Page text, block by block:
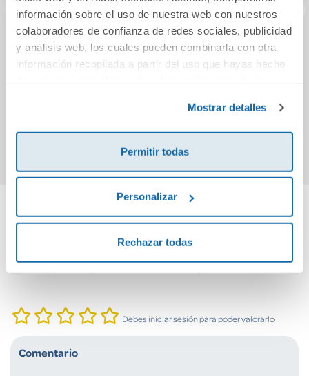
información sobre el uso de nuestra web con nuestros
colaboradores de confianza de redes sociales, publicidad
y análisis web, los cuales pueden combinarla con otra
información recopilada a partir del uso que hayas hecho
Mostrar detalles
Permitir todas
Personalizar
Rechazar todas
Una maldición de
sombras y espinas
Comprar
ANTIGUA ROMA.
COFRE DEL
24,95€
Comprar
Cuéntanos tu opinión
¡Sé el primero en valorar este producto!
Debes iniciar sesión para poder valorarlo